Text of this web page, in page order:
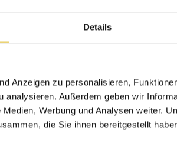
Details
Anzeigen zu personalisieren,
analysieren. Außerdem geben wir
Werbung und Analysen weiter.
die Sie ihnen bereitgestellt
ENFANTS
ÉVÉNEMENTS